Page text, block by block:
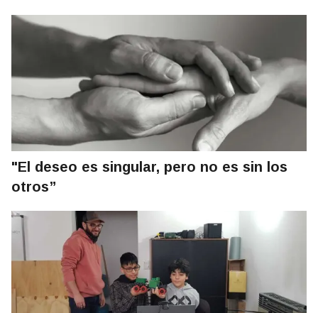
"El deseo es singular, pero no es sin los
otros”